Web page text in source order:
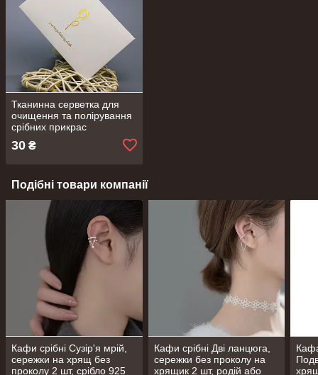
Тканинна серветка для
очищення та полірування
срібних прикрас
30 ₴
Подібні товари компанії
Кафи срібні Сузір'я мрій,
сережки на хрящ без
проколу 2 шт, срібло 925
Кафи срібні Дві ланцюга,
сережки без проколу на
хрящик 2 шт, родій або